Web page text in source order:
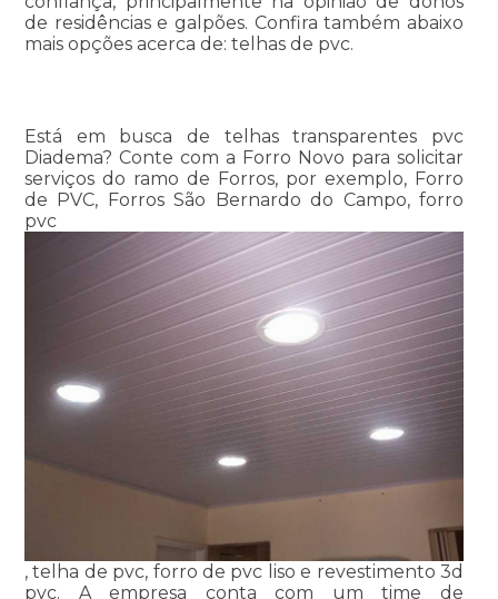
de residências e galpões. Confira também abaixo
mais opções acerca de: telhas de pvc.
Está em busca de telhas transparentes pvc
Diadema? Conte com a Forro Novo para solicitar
serviços do ramo de Forros, por exemplo, Forro
de PVC, Forros São Bernardo do Campo, forro
pvc
, telha de pvc, forro de pvc liso e revestimento 3d
pvc. A empresa conta com um time de